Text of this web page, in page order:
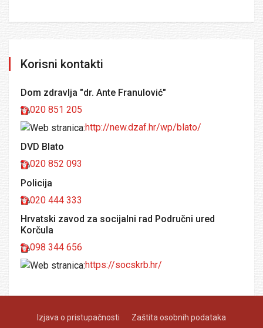
Korisni kontakti
Dom zdravlja "dr. Ante Franulović"
020 851 205
http://new.dzaf.hr/wp/blato/
DVD Blato
020 852 093
Policija
020 444 333
Hrvatski zavod za socijalni rad Područni ured
Korčula
098 344 656
https://socskrb.hr/
Izjava o pristupačnosti
Zaštita osobnih podataka